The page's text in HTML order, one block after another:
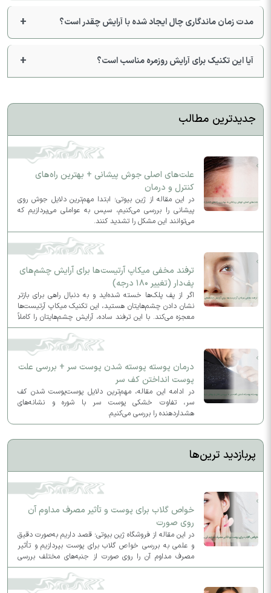
جدیدترین مطالب
علت‌های اصلی جوش پیشانی + بهترین راه‌های
کنترل و درمان
در این مقاله از ژین بیوتی؛ ابتدا مهم‌ترین دلایل جوش روی
پیشانی را بررسی می‌کنیم، سپس به عواملی می‌پردازیم که
می‌توانند این مشکل را تشدید کنند.
ترفند مخفی میکاپ آرتیست‌ها برای آرایش چشم‌های
پف‌دار (تغییر ۱۸۰ درجه)
اگر از پف پلک‌ها خسته شده‌اید و به دنبال راهی برای بازتر
نشان دادن چشم‌هایتان هستید، این تکنیک میکاپ آرتیست‌ها
معجزه می‌کند. با این ترفند ساده، آرایش چشم‌هایتان را کاملاً
متحول کنید و ظاهری لیفت‌شده و جذاب به چهره بدهید.
درمان پوسته پوسته شدن پوست سر + بررسی علت
پوست انداختن کف سر
در ادامه این مقاله، مهم‌ترین دلایل پوست‌پوست شدن کف
سر، تفاوت خشکی پوست سر با شوره و نشانه‌های
هشداردهنده را بررسی می‌کنیم.
پربازدید ترین‌ها
خواص گلاب برای پوست و تأثیر مصرف مداوم آن
روی صورت
در این مقاله از فروشگاه ژین بیوتی؛ قصد داریم به‌صورت دقیق
و علمی به بررسی خواص گلاب برای پوست بپردازیم و تأثیر
مصرف مداوم آن را روی صورت از جنبه‌های مختلف بررسی
کنیم.
مدت زمان ماندگاری چال ایجاد شده با آرایش چقدر است؟
آیا این تکنیک برای آرایش روزمره مناسب است؟